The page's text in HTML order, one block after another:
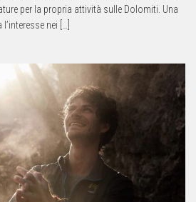
per la propria attività sulle Dolomiti. Una
nei […]